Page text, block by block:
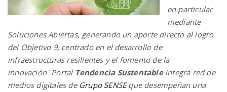
en particular
mediante
Soluciones Abiertas, generando un aporte directo al logro
del Objetivo 9, centrado en el desarrollo de
infraestructuras resilientes y el fomento de la
innovación¨Portal Tendencia Sustentableintegra red de
medios digitales de Grupo SENSEque desempeñan una